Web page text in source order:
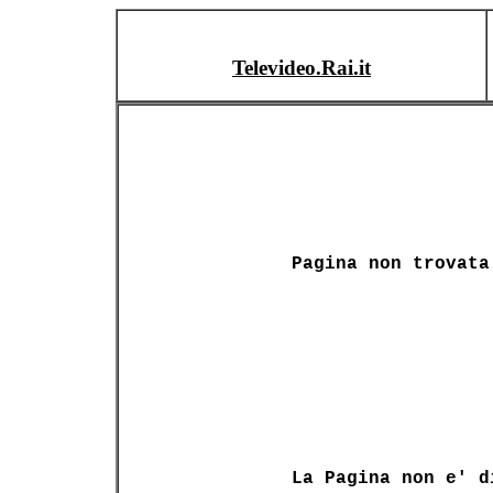
Televideo.Rai.it
Pagina non trovata
La Pagina non e'